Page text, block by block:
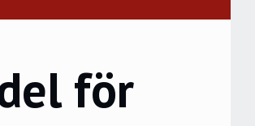
för